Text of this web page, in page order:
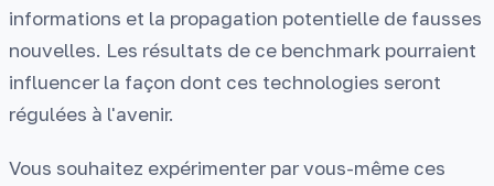
informations et la propagation potentielle de fausses
nouvelles. Les résultats de ce benchmark pourraient
influencer la façon dont ces technologies seront
régulées à l'avenir.
Vous souhaitez expérimenter par vous-même ces